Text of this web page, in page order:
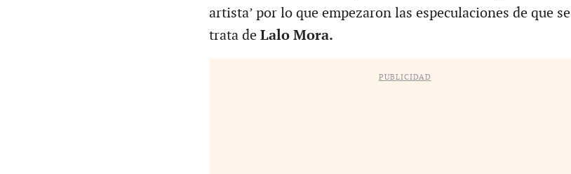
artista’ por lo que empezaron las especulaciones de que se
trata de Lalo Mora.
PUBLICIDAD